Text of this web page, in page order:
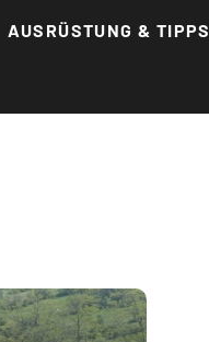
AUSRÜSTUNG & TIPPS